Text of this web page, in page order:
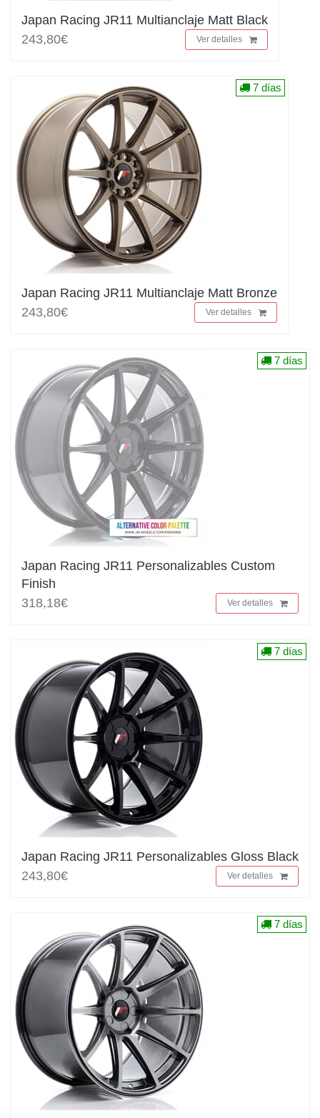
Japan Racing JR11 Multianclaje Matt Black
243,80€
Ver detalles
Japan Racing JR11 Multianclaje Matt Bronze
243,80€
Ver detalles
7 días
Japan Racing JR11 Personalizables Custom
Finish
318,18€
Ver detalles
7 días
Japan Racing JR11 Personalizables Gloss Black
243,80€
Ver detalles
7 días
7 días